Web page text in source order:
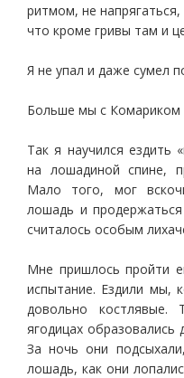
ритмом, не
что кроме гривы там и
Я не упал и даже сумел
Больше мы с Комариком
Так я научился ездить
на лошадиной спине,
Мало того, мог
лошадь и
считалось особым
Мне пришлось пройти
испытание. Ездили мы,
довольно
ягодицах
За ночь они
лошадь, как они